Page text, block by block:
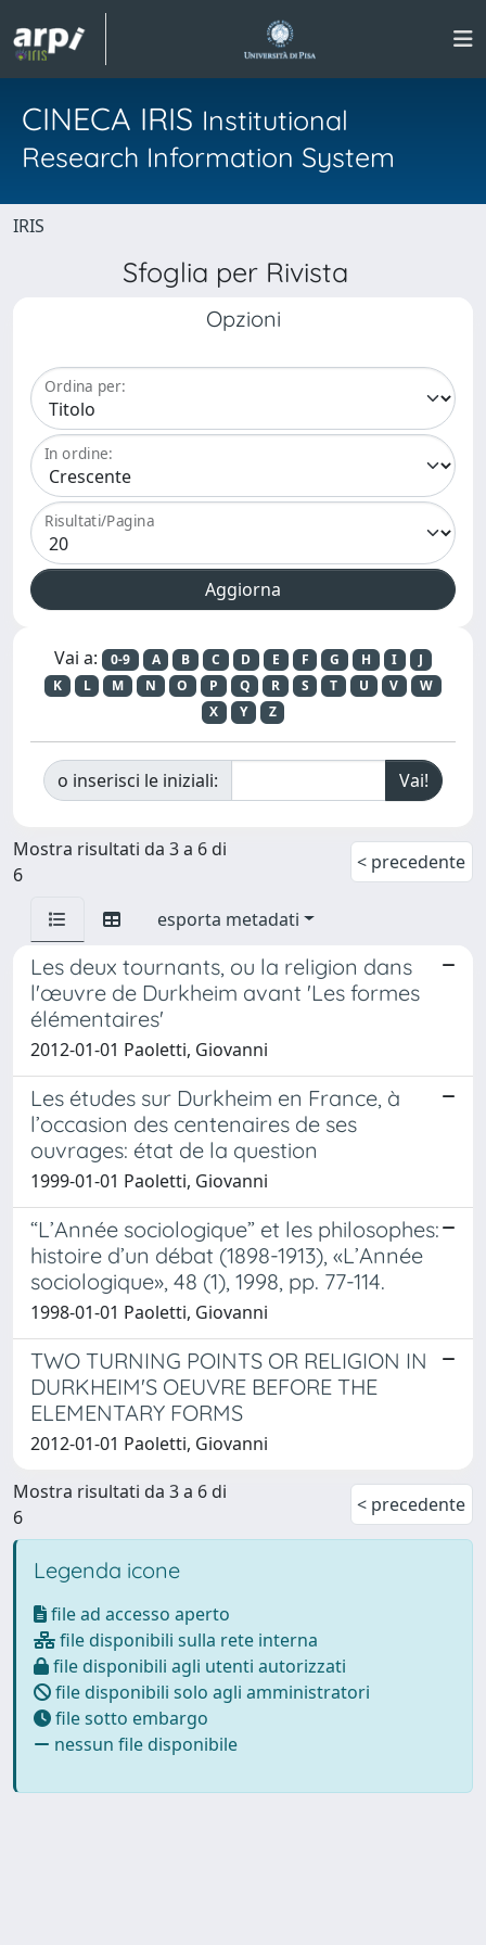
CINECA IRIS Institutional
Research Information System
IRIS
Sfoglia per Rivista
Opzioni
Ordina per:
In ordine:
Risultati/Pagina
Vai a: 0-9 A B C D E F G H I
J
K
L M N O P Q R S T U V
W
X
Y Z
o inserisci le iniziali:
Mostra risultati da 3 a 6 di
6
< precedente
esporta metadati
Les deux tournants, ou la religion dans
l'œuvre de Durkheim avant 'Les formes
élémentaires'
2012-01-01 Paoletti, Giovanni
Les études sur Durkheim en France, à
l’occasion des centenaires de ses
ouvrages: état de la question
1999-01-01 Paoletti, Giovanni
“L’Année sociologique” et les philosophes:
histoire d’un débat (1898-1913), «L’Année
sociologique», 48 (1), 1998, pp. 77-114.
1998-01-01 Paoletti, Giovanni
TWO TURNING POINTS OR RELIGION IN
DURKHEIM'S OEUVRE BEFORE THE
ELEMENTARY FORMS
2012-01-01 Paoletti, Giovanni
Mostra risultati da 3 a 6 di
6
< precedente
Legenda icone
file ad accesso aperto
file disponibili sulla rete interna
file disponibili agli utenti autorizzati
file disponibili solo agli amministratori
file sotto embargo
nessun file disponibile